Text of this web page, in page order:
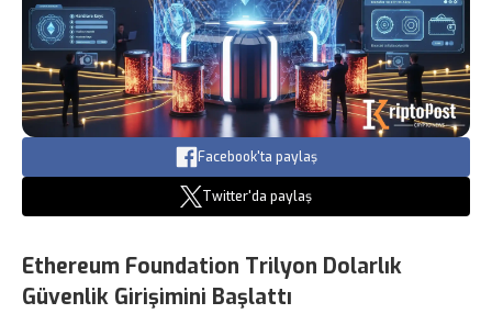
Facebook'ta paylaş
Twitter'da paylaş
Ethereum Foundation Trilyon Dolarlık
Güvenlik Girişimini Başlattı